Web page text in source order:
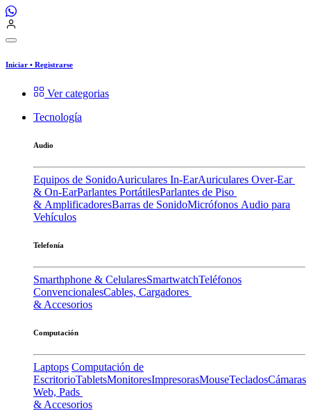
Iniciar • Registrarse
Ver categorias
Tecnología
Audio
Equipos de SonidoAuriculares In-EarAuriculares Over-Ear
& On-EarParlantes PortátilesParlantes de Piso
& AmplificadoresBarras de SonidoMicrófonos Audio para
Vehículos
Telefonía
Smarthphone & CelularesSmartwatchTeléfonos
ConvencionalesCables, Cargadores
& Accesorios
Computación
Laptops Computación de
EscritorioTabletsMonitoresImpresorasMouseTecladosCámaras
Web, Pads
& Accesorios